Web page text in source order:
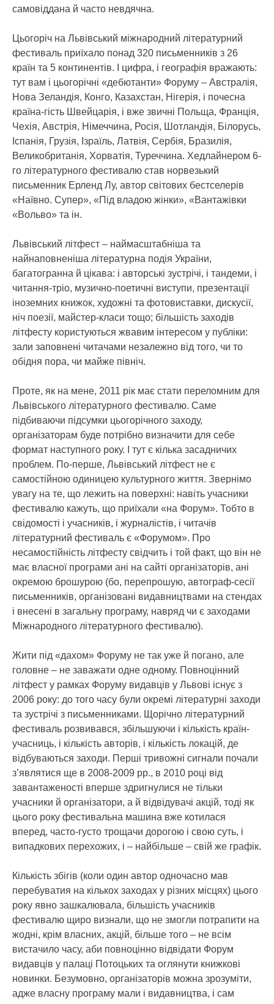
самовіддана й часто невдячна.
Цьогоріч на Львівський міжнародний літературний
фестиваль приїхало понад 320 письменників з 26
країн та 5 континентів. І цифра, і географія вражають:
тут вам і цьогорічні «дебютанти» Форуму – Австралія,
Нова Зеландія, Конго, Казахстан, Нігерія, і почесна
країна-гість Швейцарія, і вже звичні Польща, Франція,
Чехія, Австрія, Німеччина, Росія, Шотландія, Білорусь,
Іспанія, Грузія, Ізраїль, Латвія, Сербія, Бразилія,
Великобританія, Хорватія, Туреччина. Хедлайнером 6-
го літературного фестивалю став норвезький
письменник Ерленд Лу, автор світових бестселерів
«Наївно. Супер», «Під владою жінки», «Вантажівки
«Вольво» та ін.
Львівський літфест – наймасштабніша та
найнаповненіша літературна подія України,
багатогранна й цікава: і авторські зустрічі, і тандеми, і
читання-тріо, музично-поетичні виступи, презентації
іноземних книжок, художні та фотовиставки, дискусії,
ніч поезії, майстер-класи тощо; більшість заходів
літфесту користуються жвавим інтересом у публіки:
зали заповнені читачами незалежно від того, чи то
обідня пора, чи майже північ.
Проте, як на мене, 2011 рік має стати переломним для
Львівського літературного фестивалю. Саме
підбиваючи підсумки цьогорічного заходу,
організаторам буде потрібно визначити для себе
формат наступного року. І тут є кілька засадничих
проблем. По-перше, Львівський літфест не є
самостійною одиницею культурного життя. Звернімо
увагу на те, що лежить на поверхні: навіть учасники
фестивалю кажуть, що приїхали «на Форум». Тобто в
свідомості і учасників, і журналістів, і читачів
літературний фестиваль є «Форумом». Про
несамостійність літфесту свідчить і той факт, що він не
має власної програми ані на сайті організаторів, ані
окремою брошурою (бо, перепрошую, автограф-сесії
письменників, організовані видавництвами на стендах
і внесені в загальну програму, навряд чи є заходами
Міжнародного літературного фестивалю).
Жити під «дахом» Форуму не так уже й погано, але
головне – не заважати одне одному. Повноцінний
літфест у рамках Форуму видавців у Львові існує з
2006 року: до того часу були окремі літературні заходи
та зустрічі з письменниками. Щорічно літературний
фестиваль розвивався, збільшуючи і кількість країн-
учасниць, і кількість авторів, і кількість локацій, де
відбуваються заходи. Перші тривожні сигнали почали
з’являтися ще в 2008-2009 рр., в 2010 році від
завантаженості вперше здригнулися не тільки
учасники й організатори, а й відвідувачі акцій, тоді як
цього року фестивальна машина вже котилася
вперед, часто-густо трощачи дорогою і свою суть, і
випадкових перехожих, і – найбільше – свій же графік.
Кількість збігів (коли один автор одночасно мав
перебуватия на кількох заходах у різних місцях) цього
року явно зашкалювала, більшість учасників
фестивалю щиро визнали, що не змогли потрапити на
жодні, крім власних, акцій, більше того – не всім
вистачило часу, аби повноцінно відвідати Форум
видавців у палаці Потоцьких та оглянути книжкові
новинки. Безумовно, організаторів можна зрозуміти,
адже власну програму мали і видавництва, і сам